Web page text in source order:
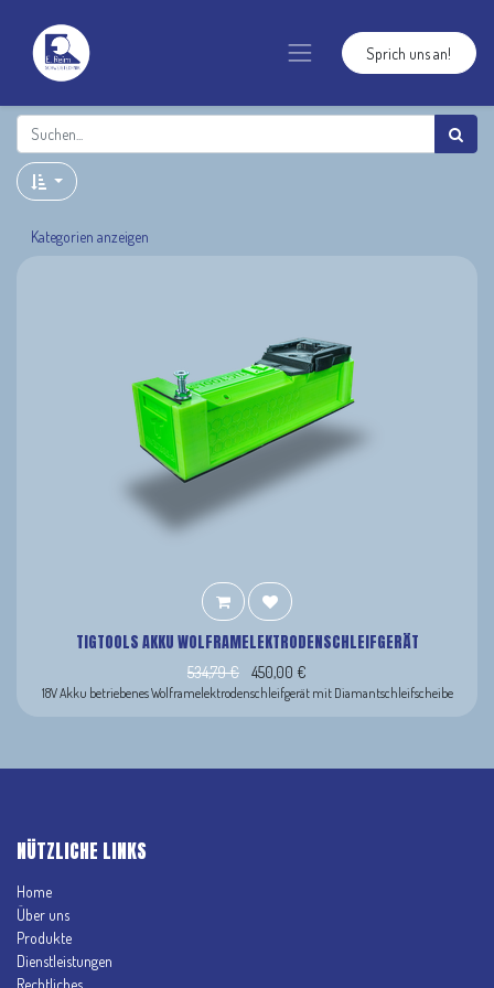
Sprich uns an!
Kategorien anzeigen
TIGTOOLS AKKU WOLFRAMELEKTRODENSCHLEIFGERÄT
534,79€ 450,00 €
18V Akku betriebenes Wolframelektrodenschleifgerät mit Diamantschleifscheibe
NÜTZLICHE LINKS
Home
Über uns
Produkte
Dienstleistungen
Rechtliches